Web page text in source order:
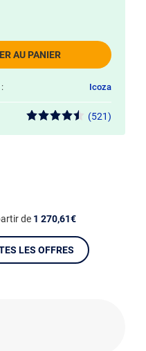
AU PANIER
Icoza
(521)
de 1 270,61€
LES OFFRES